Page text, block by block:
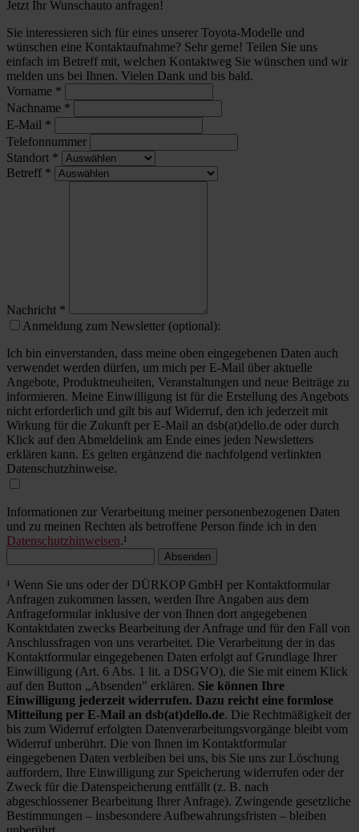
Jetzt Ihr Wunschauto anfragen!
Sie interessieren sich für eines unserer Toyota-Modelle und
wünschen eine Kontaktaufnahme? Sehr gerne! Teilen Sie uns
einfach im Betreff mit, welchen Kontaktweg Sie wünschen und wir
melden uns bei Ihnen. Vielen Dank und bis bald.
Vorname *
Nachname *
E-Mail *
Telefonnummer
Standort *
Betreff *
Nachricht *
Anmeldung zum Newsletter (optional):
Ich bin einverstanden, dass meine oben eingegebenen Daten auch
verwendet werden dürfen, um mich per E-Mail über aktuelle
Angebote, Produktneuheiten, Veranstaltungen und neue Beiträge zu
informieren. Meine Einwilligung ist für die Erstellung des Angebots
nicht erforderlich und gilt bis auf Widerruf, den ich jederzeit mit
Wirkung für die Zukunft per E-Mail an dsb(at)dello.de oder durch
Klick auf den Abmeldelink am Ende eines jeden Newsletters
erklären kann. Es gelten ergänzend die nachfolgend verlinkten
Datenschutzhinweise.
Informationen zur Verarbeitung meiner personenbezogenen Daten
und zu meinen Rechten als betroffene Person finde ich in den
Datenschutzhinweisen.¹
Absenden
¹ Wenn Sie uns oder der DÜRKOP GmbH per Kontaktformular
Anfragen zukommen lassen, werden Ihre Angaben aus dem
Anfrageformular inklusive der von Ihnen dort angegebenen
Kontaktdaten zwecks Bearbeitung der Anfrage und für den Fall von
Anschlussfragen von uns verarbeitet. Die Verarbeitung der in das
Kontaktformular eingegebenen Daten erfolgt auf Grundlage Ihrer
Einwilligung (Art. 6 Abs. 1 lit. a DSGVO), die Sie mit einem Klick
auf den Button „Absenden" erklären. Sie können Ihre
Einwilligung jederzeit widerrufen. Dazu reicht eine formlose
Mitteilung per E-Mail an dsb(at)dello.de. Die Rechtmäßigkeit der
bis zum Widerruf erfolgten Datenverarbeitungsvorgänge bleibt vom
Widerruf unberührt. Die von Ihnen im Kontaktformular
eingegebenen Daten verbleiben bei uns, bis Sie uns zur Löschung
auffordern, Ihre Einwilligung zur Speicherung widerrufen oder der
Zweck für die Datenspeicherung entfällt (z. B. nach
abgeschlossener Bearbeitung Ihrer Anfrage). Zwingende gesetzliche
Bestimmungen – insbesondere Aufbewahrungsfristen – bleiben